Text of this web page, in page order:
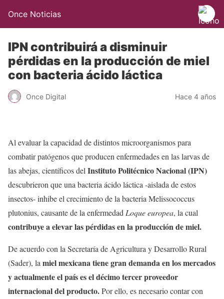
Once Noticias
IPN contribuirá a disminuir
pérdidas en la producción de miel
con bacteria ácido láctica
Once Digital Hace 4 años
Al evaluar la capacidad de distintos microorganismos para
combatir patógenos que producen enfermedades en las larvas de
las abejas, científicos del Instituto Politécnico Nacional (IPN)
descubrieron que una bacteria ácido láctica -aislada de estos
insectos- inhibe el crecimiento de la bacteria Melissococcus
plutonius, causante de la enfermedad Loque europea, la cual
contribuye a elevar las pérdidas en la producción de miel.
De acuerdo con la Secretaría de Agricultura y Desarrollo Rural
(Sader), la miel mexicana tiene gran demanda en los mercados
y actualmente el país es el décimo tercer proveedor
internacional del producto.Por ello, es necesario contar con